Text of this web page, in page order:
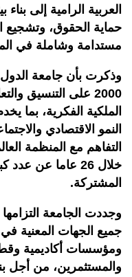
العربية الرامية إلى
حماية الحقوق، وتشجيع
مستدامة وشاملة في
وذكرت بأن جامعة
2000 على التنسيق
الملكية الفكرية، بما
النمو الاقتصادي
التفاهم مع المنظمة
خلال 26 عاما عن
المشتركة.
وجددت الجامعة
جميع الجهات المعنية
ومؤسسات أكاديمية
والمستثمرين، من أجل